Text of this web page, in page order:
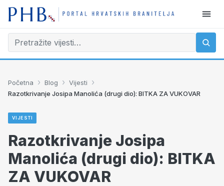
Početna › Blog › Vijesti ›
Razotkrivanje Josipa Manolića (drugi dio): BITKA ZA VUKOVAR
VIJESTI
Razotkrivanje Josipa
Manolića (drugi dio): BITKA
ZA VUKOVAR